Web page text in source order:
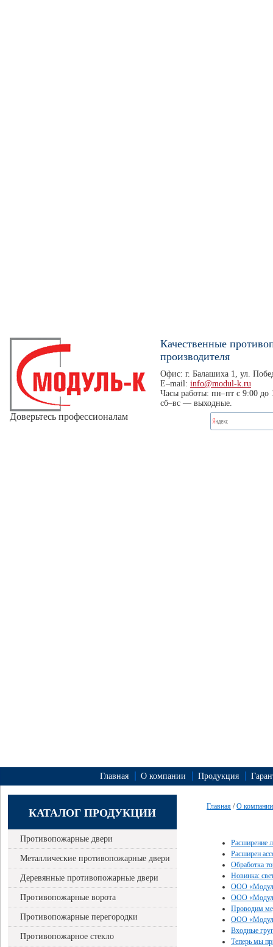
Доверьтесь профессионалам
Качественные
производителя
Офис: г. Балашиха 1, ул.
E–mail: info@modul-k.ru
Часы работы: пн–пт с 9:00 до
сб–вс — выходные.
Главная О компании Продукция
КАТАЛОГ ПРОДУКЦИИ
Противопожарные двери
Металлические противопожарные двери
Деревянные противопожарные двери
Противопожарные ворота
Противопожарные перегородки
Противопожарное стекло
Главная /О компании
Расширение
Расширен
Обработка
Новинка:
ООО «Модуль
ООО
Проводим
ООО
Входные
Теперь мы